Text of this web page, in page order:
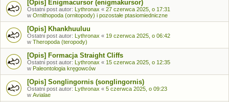
[Opis] Enigmacursor (enigmakursor)
Ostatni post autor: Lythronax « 27 czerwca 2025, o 17:31
w Ornithopoda (ornitopody) i pozostałe ptasiomiedniczne
[Opis] Khankhuuluu
Ostatni post autor: Lythronax « 19 czerwca 2025, o 06:42
w Theropoda (teropody)
[Opis] Formacja Straight Cliffs
Ostatni post autor: Lythronax « 15 czerwca 2025, o 12:35
w Paleontologia kręgowców
[Opis] Songlingornis (songlingornis)
Ostatni post autor: Lythronax « 5 czerwca 2025, o 09:23
w Avialae